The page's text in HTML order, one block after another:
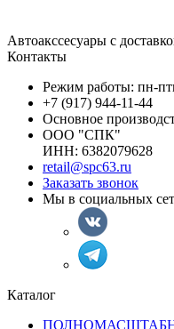
Автоакссесуары с
Контакты
Режим работы: пн-
+7 (917) 944-11-44
Основное
ООО "СПК"
ИНН: 6382079628
retail@spc63.ru
Заказать звонок
Мы в социальных
Каталог
ПОЛНОМАСШТАБНЫЕ